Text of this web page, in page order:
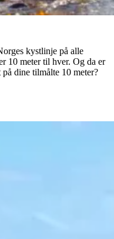
kystlinje på alle
10 meter til hver. Og da er
dine tilmålte 10 meter?